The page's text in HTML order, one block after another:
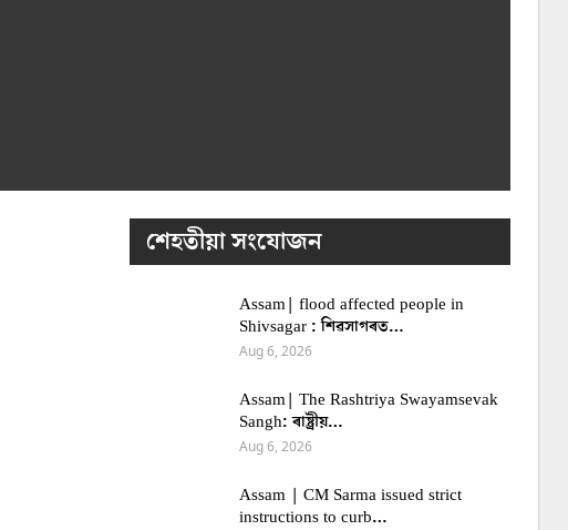
শেহতীয়া সংযোজন
Assam| flood affected people in
Shivsagar : শিৱসাগৰত…
Aug 6, 2026
Assam| The Rashtriya Swayamsevak
Sangh: ৰাষ্ট্ৰীয়…
Aug 6, 2026
Assam | CM Sarma issued strict
instructions to curb…